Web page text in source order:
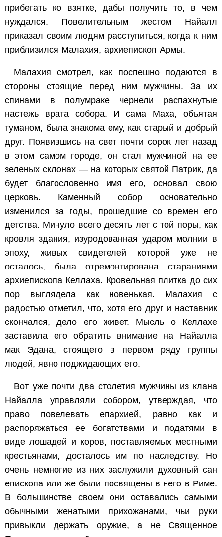
прибегать ко взятке, дабы получить то, в чем
нуждался. Повелительным жестом Найалл
приказал своим людям расступиться, когда к ним
приблизился Малахия, архиепископ Армы.
Малахия смотрел, как поспешно подаются в
стороны стоящие перед ним мужчины. За их
спинами в полумраке чернели распахнутые
настежь врата собора. И сама Маха, объятая
туманом, была знакома ему, как старый и добрый
друг. Появившись на свет почти сорок лет назад
в этом самом городе, он стал мужчиной на ее
зеленых склонах — на которых святой Патрик, да
будет благословенно имя его, основал свою
церковь. Каменный собор основательно
изменился за годы, прошедшие со времен его
детства. Минуло всего десять лет с той поры, как
кровля здания, изуродованная ударом молнии в
эпоху, живых свидетелей которой уже не
осталось, была отремонтирована стараниями
архиепископа Келлаха. Кровельная плитка до сих
пор выглядела как новенькая. Малахия с
радостью отметил, что, хотя его друг и наставник
скончался, дело его живет. Мысль о Келлахе
заставила его обратить внимание на Найалла
мак Эдана, стоящего в первом ряду группы
людей, явно поджидающих его.
Вот уже почти два столетия мужчины из клана
Найалла управляли собором, утверждая, что
право повелевать епархией, равно как и
распоряжаться ее богатствами и податями в
виде лошадей и коров, поставляемых местными
крестьянами, досталось им по наследству. Но
очень немногие из них заслужили духовный сан
епископа или же были посвящены в него в Риме.
В большинстве своем они оставались самыми
обычными женатыми прихожанами, чьи руки
привыкли держать оружие, а не Священное